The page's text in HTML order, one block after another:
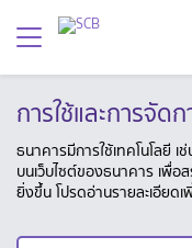
การใช้และการจัด
ธนาคารมีการใช้เทคโนโลยี
บนเว็บไซต์ของธนาคาร เพื่อ
ยิ่งขึ้น โปรดอ่านรายละเอียดเ